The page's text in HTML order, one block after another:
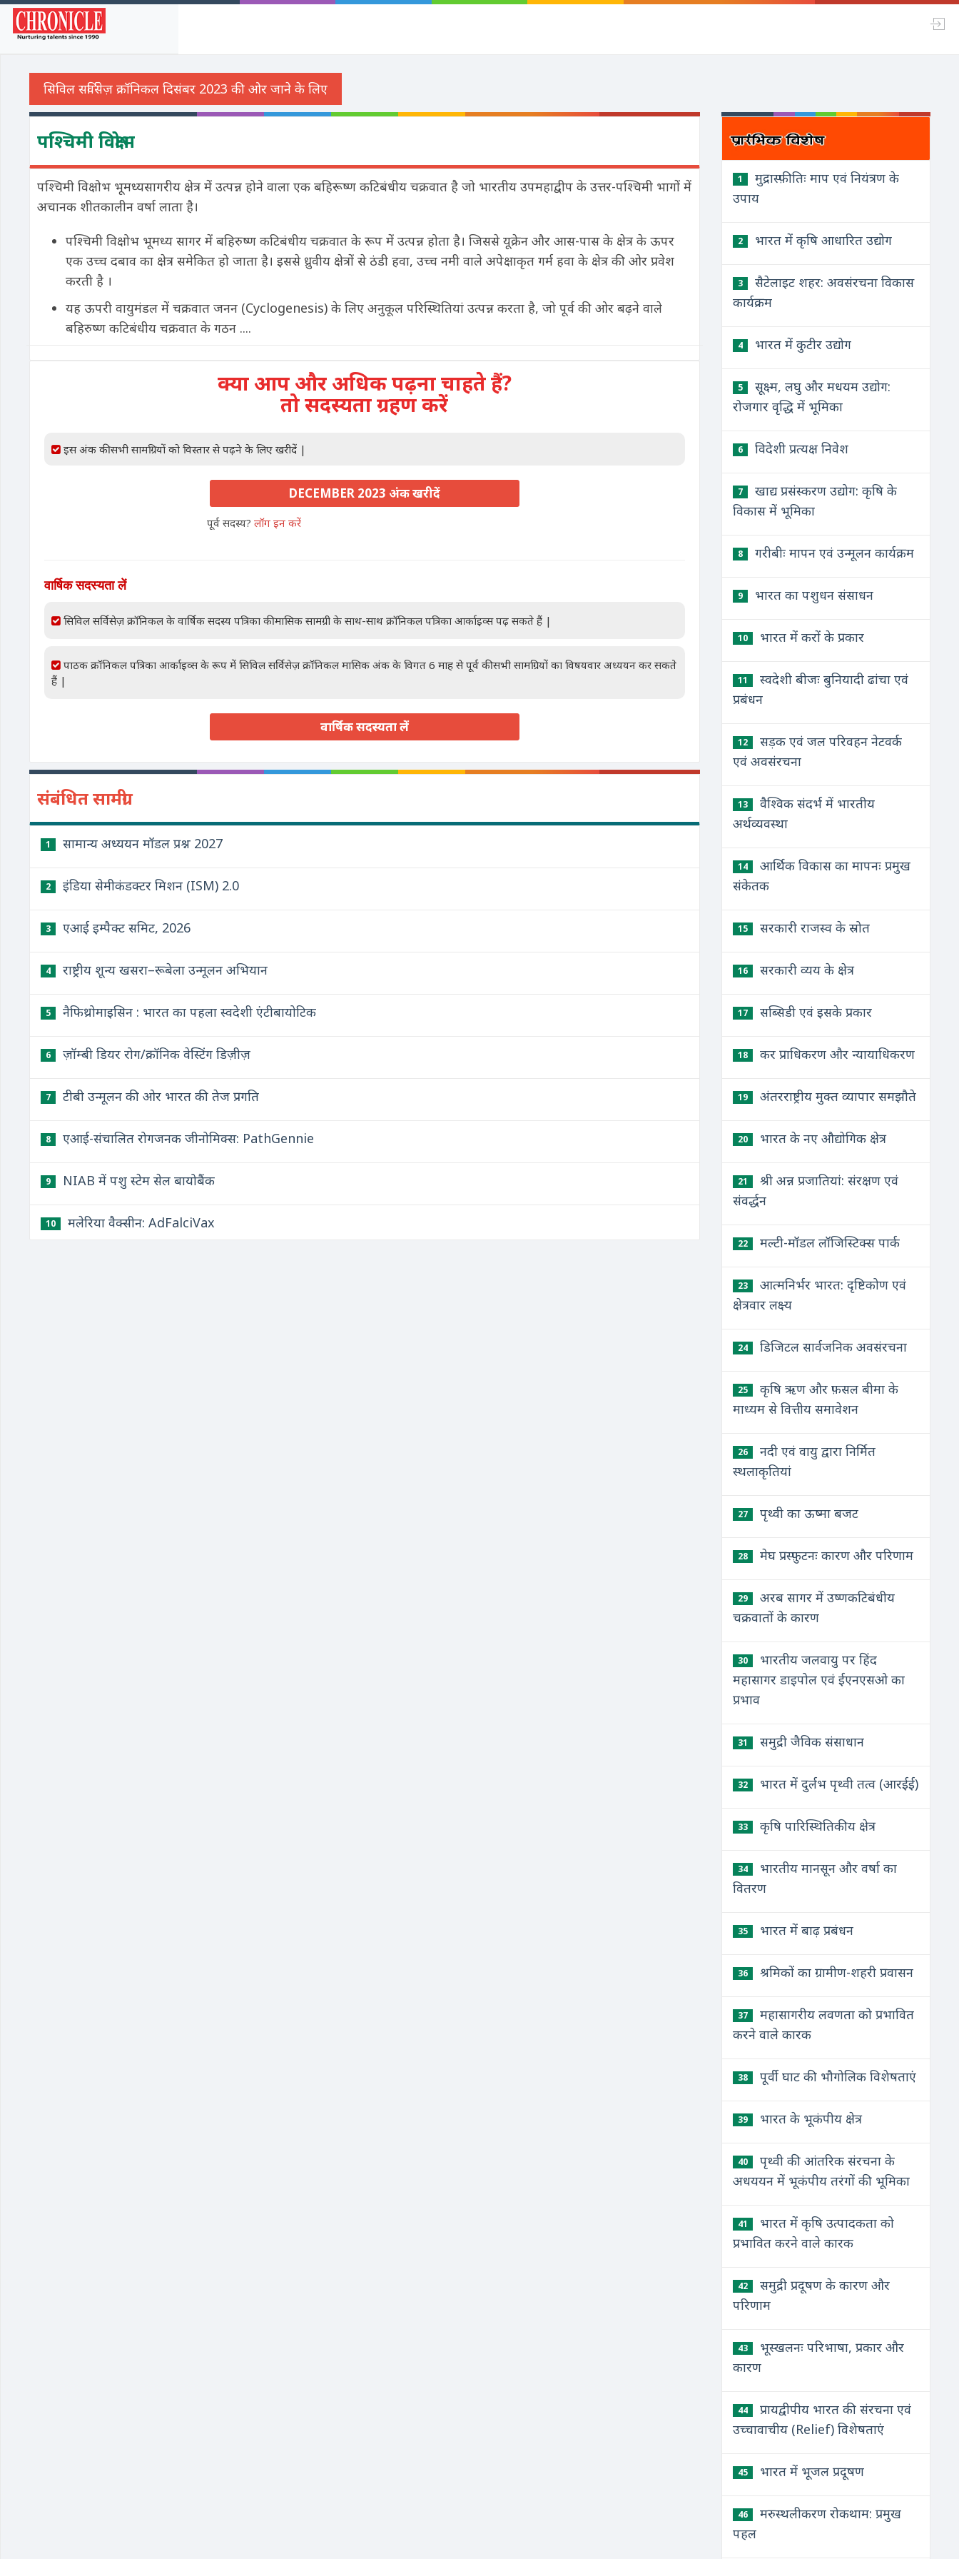
पश्चिमी विक्षोभ
पश्चिमी विक्षोभ भूमध्यसागरीय क्षेत्र में उत्पन्न होने वाला एक बहिरूष्ण कटिबंधीय चक्रवात है जो भारतीय उपमहाद्वीप के उत्तर-पश्चिमी भागों में
अचानक शीतकालीन वर्षा लाता है।
पश्चिमी विक्षोभ भूमध्य सागर में बहिरुष्ण कटिबंधीय चक्रवात के रूप में उत्पन्न होता है। जिससे यूक्रेन और आस-पास के क्षेत्र के ऊपर
एक उच्च दबाव का क्षेत्र समेकित हो जाता है। इससे ध्रुवीय क्षेत्रों से ठंडी हवा, उच्च नमी वाले अपेक्षाकृत गर्म हवा के क्षेत्र की ओर प्रवेश
करती है ।
यह ऊपरी वायुमंडल में चक्रवात जनन (Cyclogenesis) के लिए अनुकूल परिस्थितियां उत्पन्न करता है, जो पूर्व की ओर बढ़ने वाले
बहिरुष्ण कटिबंधीय चक्रवात के गठन ....
क्या आप और अधिक पढ़ना चाहते हैं?
तो सदस्यता ग्रहण करें
इस अंक की सभी सामग्रियों को विस्तार से पढ़ने के लिए खरीदें |
DECEMBER 2023 अंक खरीदें
पूर्व सदस्य?लॉग इन करें
वार्षिक सदस्यता लें
सिविल सर्विसेज़ क्रॉनिकल के वार्षिक सदस्य पत्रिका की मासिक सामग्री के साथ-साथ क्रॉनिकल पत्रिका आर्काइव्स पढ़ सकते हैं |
पाठक क्रॉनिकल पत्रिका आर्काइव्स के रूप में सिविल सर्विसेज़ क्रॉनिकल मासिक अंक के विगत 6 माह से पूर्व की सभी सामग्रियों का विषयवार अध्ययन कर सकते
हैं |
वार्षिक सदस्यता लें
संबंधित सामग्री
1 सामान्य अध्ययन मॉडल प्रश्न 2027
2 इंडिया सेमीकंडक्टर मिशन (ISM) 2.0
3 एआई इम्पैक्ट समिट, 2026
4 राष्ट्रीय शून्य खसरा–रूबेला उन्मूलन अभियान
5 नैफिथ्रोमाइसिन : भारत का पहला स्वदेशी एंटीबायोटिक
6 ज़ॉम्बी डियर रोग/क्रॉनिक वेस्टिंग डिज़ीज़
7 टीबी उन्मूलन की ओर भारत की तेज प्रगति
8 एआई-संचालित रोगजनक जीनोमिक्स: PathGennie
9 NIAB में पशु स्टेम सेल बायोबैंक
10 मलेरिया वैक्सीन: AdFalciVax
1
मुद्रास्फ़ीतिः माप एवं नियंत्रण के
उपाय
2 भारत में कृषि आधारित उद्योग
3
सैटेलाइट शहर: अवसंरचना विकास
कार्यक्रम
4 भारत में कुटीर उद्योग
5
सूक्ष्म, लघु और मधयम उद्योग:
रोजगार वृद्धि में भूमिका
6 विदेशी प्रत्यक्ष निवेश
7
खाद्य प्रसंस्करण उद्योग: कृषि के
विकास में भूमिका
8 गरीबीः मापन एवं उन्मूलन कार्यक्रम
9 भारत का पशुधन संसाधन
10 भारत में करों के प्रकार
11
स्वदेशी बीजः बुनियादी ढांचा एवं
प्रबंधन
12
सड़क एवं जल परिवहन नेटवर्क
एवं अवसंरचना
13
वैश्विक संदर्भ में भारतीय
अर्थव्यवस्था
14
आर्थिक विकास का मापनः प्रमुख
संकेतक
15 सरकारी राजस्व के स्रोत
16 सरकारी व्यय के क्षेत्र
17 सब्सिडी एवं इसके प्रकार
18 कर प्राधिकरण और न्यायाधिकरण
19 अंतरराष्ट्रीय मुक्त व्यापार समझौते
20 भारत के नए औद्योगिक क्षेत्र
21
श्री अन्न प्रजातियां: संरक्षण एवं
संवर्द्धन
22 मल्टी-मॉडल लॉजिस्टिक्स पार्क
23
आत्मनिर्भर भारत: दृष्टिकोण एवं
क्षेत्रवार लक्ष्य
24 डिजिटल सार्वजनिक अवसंरचना
25
कृषि ऋण और फ़सल बीमा के
माध्यम से वित्तीय समावेशन
26
नदी एवं वायु द्वारा निर्मित
स्थलाकृतियां
27 पृथ्वी का ऊष्मा बजट
28 मेघ प्रस्फ़ुटनः कारण और परिणाम
29
अरब सागर में उष्णकटिबंधीय
चक्रवातों के कारण
30
भारतीय जलवायु पर हिंद
महासागर डाइपोल एवं ईएनएसओ का
प्रभाव
31 समुद्री जैविक संसाधान
32 भारत में दुर्लभ पृथ्वी तत्व (आरईई)
33 कृषि पारिस्थितिकीय क्षेत्र
34
भारतीय मानसून और वर्षा का
वितरण
35 भारत में बाढ़ प्रबंधन
36 श्रमिकों का ग्रामीण-शहरी प्रवासन
37
महासागरीय लवणता को प्रभावित
करने वाले कारक
38 पूर्वी घाट की भौगोलिक विशेषताएं
39 भारत के भूकंपीय क्षेत्र
40
पृथ्वी की आंतरिक संरचना के
अधययन में भूकंपीय तरंगों की भूमिका
41
भारत में कृषि उत्पादकता को
प्रभावित करने वाले कारक
42
समुद्री प्रदूषण के कारण और
परिणाम
43
भूस्खलनः परिभाषा, प्रकार और
कारण
44
प्रायद्वीपीय भारत की संरचना एवं
उच्चावाचीय (Relief) विशेषताएं
45 भारत में भूजल प्रदूषण
46
मरुस्थलीकरण रोकथाम: प्रमुख
पहल